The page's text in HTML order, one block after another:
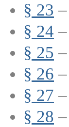
§ 23
§ 24
§ 25
§ 26
§ 27
§ 28